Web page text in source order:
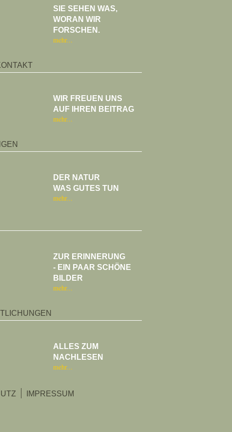
SIE SEHEN WAS,
WORAN WIR
FORSCHEN.
mehr
WIR FREUEN UNS
AUF IHREN BEITRAG
mehr
DER NATUR
WAS GUTES TUN
mehr
ZUR ERINNERUNG
- EIN PAAR SCHÖNE
BILDER
mehr
ALLES ZUM
NACHLESEN
mehr
IMPRESSUM